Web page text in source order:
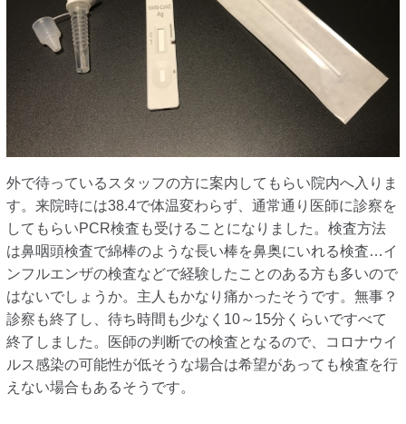
外で待っているスタッフの方に案内してもらい院内へ入りま
す。来院時には38.4で体温変わらず、通常通り医師に診察を
してもらいPCR検査も受けることになりました。検査方法
は鼻咽頭検査で綿棒のような長い棒を鼻奥にいれる検査…イ
ンフルエンザの検査などで経験したことのある方も多いので
はないでしょうか。主人もかなり痛かったそうです。無事？
診察も終了し、待ち時間も少なく10～15分くらいですべて
終了しました。医師の判断での検査となるので、コロナウイ
ルス感染の可能性が低そうな場合は希望があっても検査を行
えない場合もあるそうです。